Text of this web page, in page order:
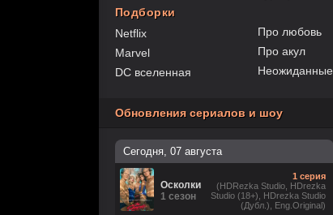
Подборки
Netflix
Marvel
DC вселенная
Про любовь
Про акул
Неожиданные
Обновления сериалов и шоу
Сегодня, 07 августа
Осколки
1 сезон
1 серия
(HDRezka Studio, HDrezka
Studio (18+), HDrezka Studio
(Дубл.), Eng.Original)